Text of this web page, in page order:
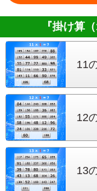
『掛け算
11
12
13